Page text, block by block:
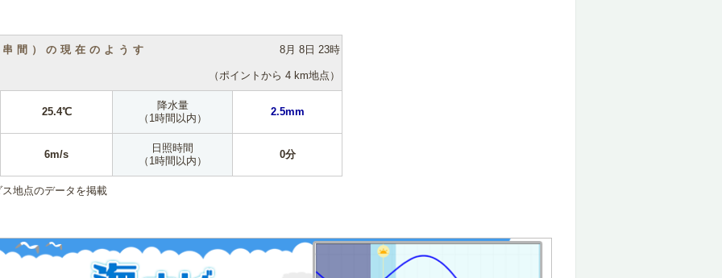
間）の現在のようす 8月 8日 23時
（ポイントから 4 km地点）
25.4℃
降水量
（1時間以内）
2.5mm
6m/s
日照時間
（1時間以内）
0分
地点のデータを掲載